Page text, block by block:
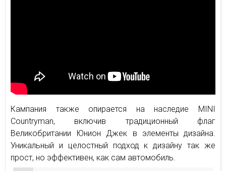
Кампания также опирается на наследие MINI
Countryman, включив традиционный флаг
Великобритании Юнион Джек в элементы дизайна.
Уникальный и целостный подход к дизайну так же
прост, но эффективен, как сам автомобиль.